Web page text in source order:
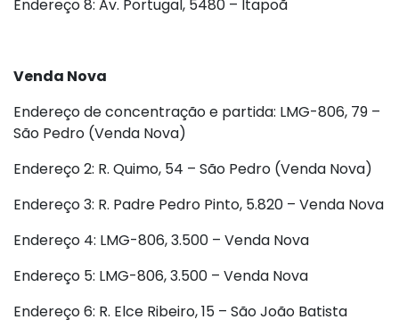
Endereço 8: Av. Portugal, 5480 – Itapoã
Venda Nova
Endereço de concentração e partida: LMG-806, 79 –
São Pedro (Venda Nova)
Endereço 2: R. Quimo, 54 – São Pedro (Venda Nova)
Endereço 3: R. Padre Pedro Pinto, 5.820 – Venda Nova
Endereço 4: LMG-806, 3.500 – Venda Nova
Endereço 5: LMG-806, 3.500 – Venda Nova
Endereço 6: R. Elce Ribeiro, 15 – São João Batista